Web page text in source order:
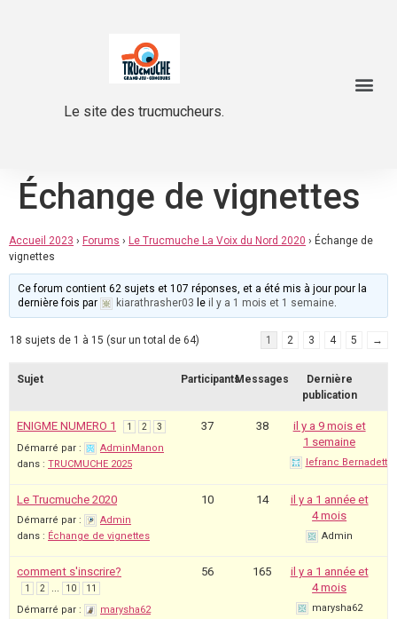
Le site des trucmucheurs.
Échange de vignettes
Accueil 2023 › Forums › Le Trucmuche La Voix du Nord 2020 › Échange de
vignettes
Ce forum contient 62 sujets et 107 réponses, et a été mis à jour pour la
dernière fois par
kiarathrasher03 le il y a 1 mois et 1 semaine.
18 sujets de 1 à 15 (sur un total de 64) 1 2 3 4 5 →
Sujet ParticipantsMessages
Dernière
publication
ENIGME NUMERO 1 1 2 3
Démarré par :
AdminManon
dans : TRUCMUCHE 2025
37 38
il y a 9 mois et
1 semaine
lefranc Bernadette
Le Trucmuche 2020
Démarré par :
Admin
dans : Échange de vignettes
10 14
il y a 1 année et
4 mois
Admin
comment s'inscrire?
1 2 … 10 11
Démarré par :
marysha62
56 165
il y a 1 année et
4 mois
marysha62